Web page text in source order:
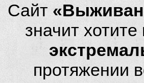
Сайт
значит
протяжении